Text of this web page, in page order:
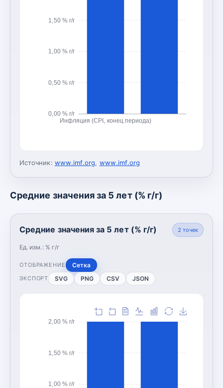
0,00 % г/г
0,50 % г/г
1,00 % г/г
1,50 % г/г
Инфляция (CPI, конец периода)
Источник: www.imf.org, www.imf.org
Средние значения за 5 лет (% г/г)
Средние значения за 5 лет (% г/г)
Ед. изм.: % г/г
2 точек
ОТОБРАЖЕНИЕ Сетка
ЭКСПОРТ SVG PNG CSV JSON
1,00 % г/г
1,50 % г/г
2,00 % г/г